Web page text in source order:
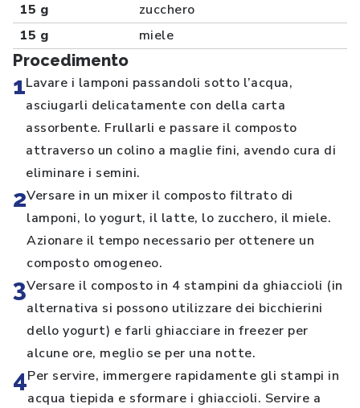
15 g
zucchero
15 g
miele
Procedimento
1Lavare i lamponi passandoli sotto l’acqua,
asciugarli delicatamente con della carta
assorbente. Frullarli e passare il composto
attraverso un colino a maglie fini, avendo cura di
eliminare i semini.
2Versare in un mixer il composto filtrato di
lamponi, lo yogurt, il latte, lo zucchero, il miele.
Azionare il tempo necessario per ottenere un
composto omogeneo.
3Versare il composto in 4 stampini da ghiaccioli (in
alternativa si possono utilizzare dei bicchierini
dello yogurt) e farli ghiacciare in freezer per
alcune ore, meglio se per una notte.
4Per servire, immergere rapidamente gli stampi in
acqua tiepida e sformare i ghiaccioli. Servire a